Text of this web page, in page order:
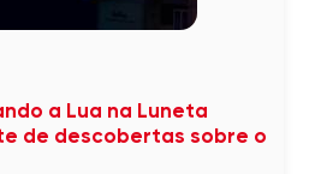
a Lua na Luneta
de descobertas sobre o